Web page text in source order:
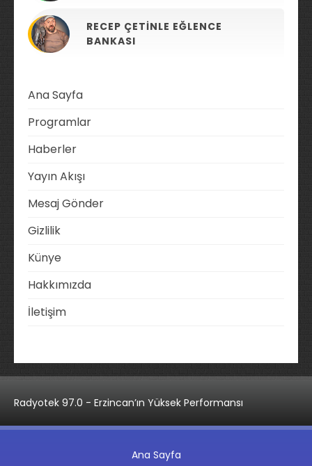
RECEP ÇETINLE EĞLENCE
BANKASI
Ana Sayfa
Programlar
Haberler
Yayın Akışı
Mesaj Gönder
Gizlilik
Künye
Hakkımızda
İletişim
Radyotek 97.0 - Erzincan’ın Yüksek Performansı
Ana Sayfa